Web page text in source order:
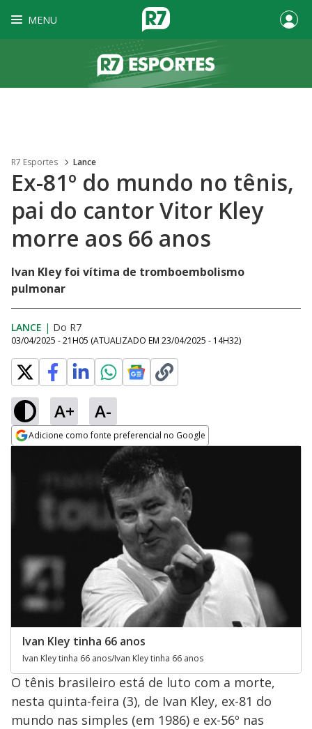
MENU
R7 Esportes Lance
Ex-81º do mundo no tênis,
pai do cantor Vitor Kley
morre aos 66 anos
Ivan Kley foi vítima de tromboembolismo
pulmonar
LANCE | Do R7
03/04/2025 - 21H05 (ATUALIZADO EM 23/04/2025 - 14H32)
A+ A-
Adicione como fonte preferencial no Google
Opens in new window
Ivan Kley tinha 66 anos
Ivan Kley tinha 66 anos/Ivan Kley tinha 66 anos
O tênis brasileiro está de luto com a morte,
nesta quinta-feira (3), de Ivan Kley, ex-81 do
mundo nas simples (em 1986) e ex-56º nas